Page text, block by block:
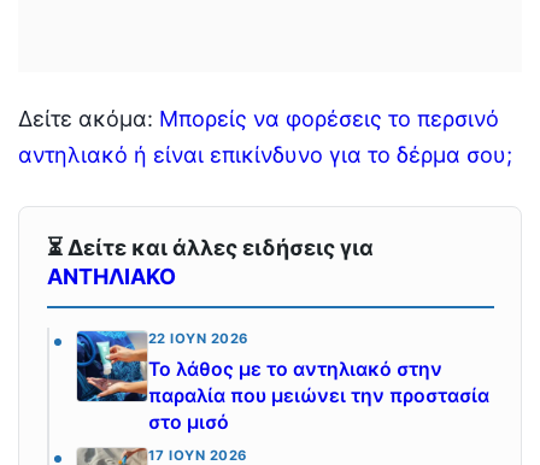
Δείτε ακόμα: Μπορείς να φορέσεις το περσινό
αντηλιακό ή είναι επικίνδυνο για το δέρμα σου;
⏳ Δείτε και άλλες ειδήσεις για
ΑΝΤΗΛΙΑΚΟ
22 ΙΟΎΝ 2026
Το λάθος με το αντηλιακό στην
παραλία που μειώνει την προστασία
στο μισό
17 ΙΟΎΝ 2026